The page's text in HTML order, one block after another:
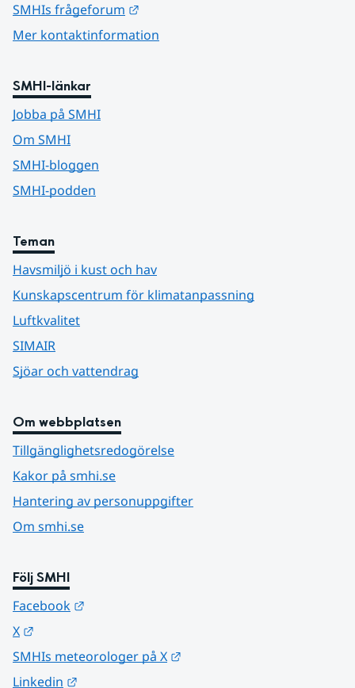
SMHIs frågeforum
Mer kontaktinformation
SMHI-länkar
Jobba på SMHI
Om SMHI
SMHI-bloggen
SMHI-podden
Teman
Havsmiljö i kust och hav
Kunskapscentrum för klimatanpassning
Luftkvalitet
SIMAIR
Sjöar och vattendrag
Om webbplatsen
Tillgänglighetsredogörelse
Kakor på smhi.se
Hantering av personuppgifter
Om smhi.se
Följ SMHI
Facebook
X
SMHIs meteorologer på X
Linkedin